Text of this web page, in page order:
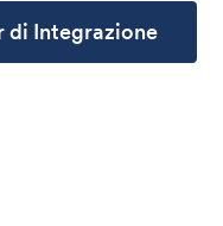
di Integrazione